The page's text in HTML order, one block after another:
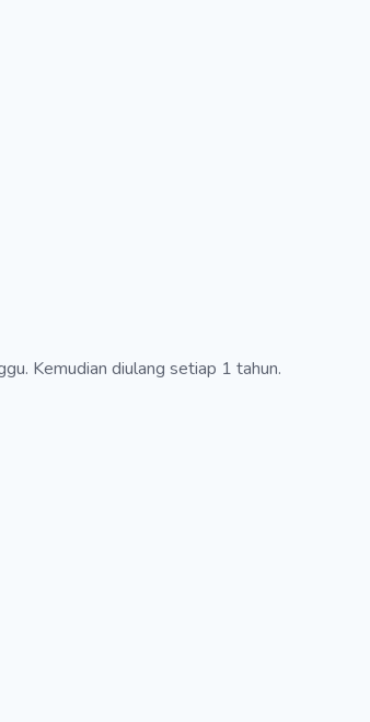
Kemudian diulang setiap 1 tahun.